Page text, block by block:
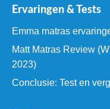
Ervaringen & Tests
Emma matras
Matt Matras Review
2023)
Conclusie: Test en